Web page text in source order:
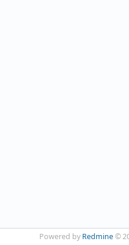
Powered by Redmine©